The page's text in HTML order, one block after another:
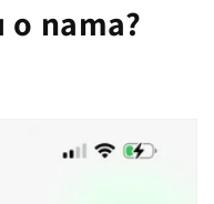
o nama?